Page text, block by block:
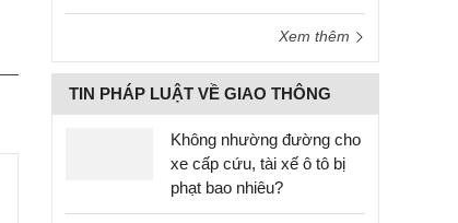
Xem thêm
TIN PHÁP LUẬT VỀ GIAO THÔNG
Không nhường đường cho
xe cấp cứu, tài xế ô tô bị
phạt bao nhiêu?